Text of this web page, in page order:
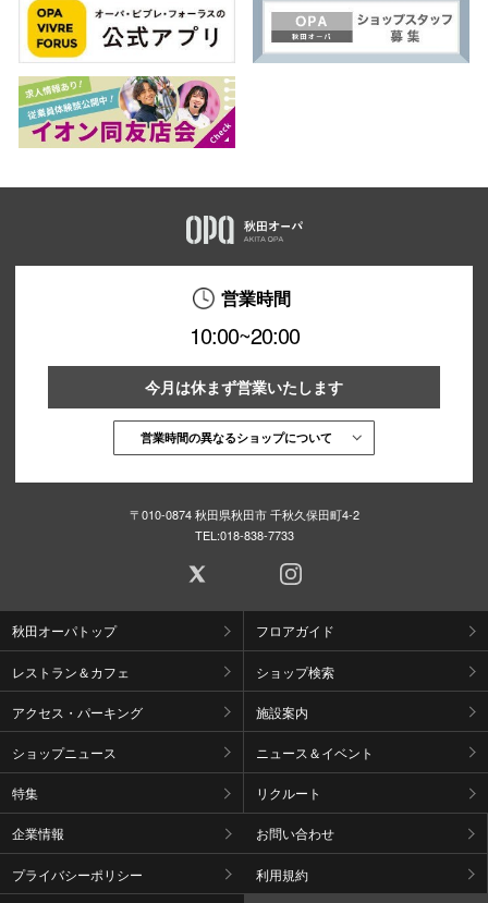
営業時間
10:00~20:00
今月は休まず営業いたします
営業時間の異なるショップについて
〒010-0874 秋田県秋田市 千秋久保田町4-2
TEL:018-838-7733
秋田オーパトップ フロアガイド
レストラン＆カフェ ショップ検索
アクセス・パーキング 施設案内
ショップニュース ニュース＆イベント
特集 リクルート
企業情報 お問い合わせ
プライバシーポリシー 利用規約